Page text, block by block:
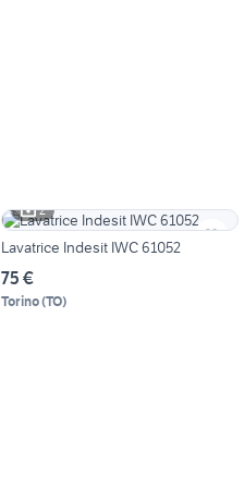
2
Lavatrice Indesit IWC 61052
75 €
Torino(TO)